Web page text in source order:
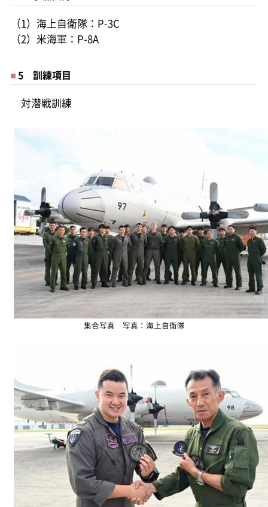
（1）海上自衛隊：P-3C
（2）米海軍：P-8A
5 訓練項目
対潜戦訓練
集合写真 写真：海上自衛隊